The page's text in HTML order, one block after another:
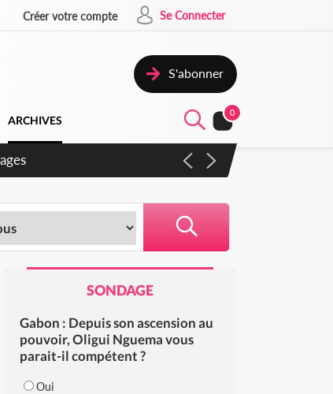
Créer votre compte Se Connecter
S'abonner
ARCHIVES
0
SONDAGE
Gabon : Depuis son ascension au
pouvoir, Oligui Nguema vous
parait-il compétent ?
Oui